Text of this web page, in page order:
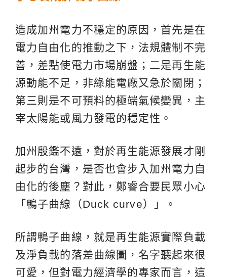
造成加州電力不穩定的原因，首先是在
電力自由化的推動之下，法規體制不完
善，差點使電力市場崩盤；二是再生能
源動能不足，非綠能電廠又急於關閉；
第三則是不可預料的極端氣候變異，主
宰太陽能或風力發電的穩定性。
加州殷鑑不遠，對於再生能源發展才剛
起步的台灣，是否也會步入加州電力自
由化的後塵？對此，鄭睿合要民眾小心
「鴨子曲線（Duck curve）」。
所謂鴨子曲線，就是再生能源實際負載
及淨負載的落差曲線圖，名字聽起來很
可愛，但對電力經濟學的專家而言，這